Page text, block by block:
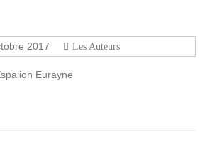
2017 Les Auteurs
Eurayne